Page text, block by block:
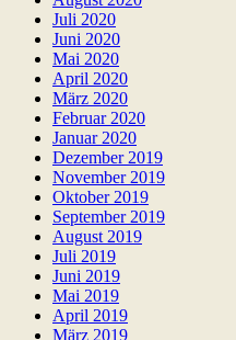
Juli 2020
Juni 2020
Mai 2020
April 2020
März 2020
Februar 2020
Januar 2020
Dezember 2019
November 2019
Oktober 2019
September 2019
August 2019
Juli 2019
Juni 2019
Mai 2019
April 2019
März 2019